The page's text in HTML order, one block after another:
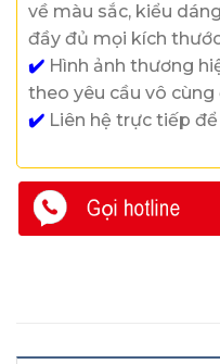
về màu sắc, kiểu
đầy đủ mọi kích
✔️ Hình ảnh thương
theo yêu cầu vô cùng
✔️ Liên hệ trực tiếp